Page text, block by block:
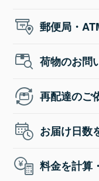
郵便局・
荷物のお問
再配達のご
お届け日数
料金を計算